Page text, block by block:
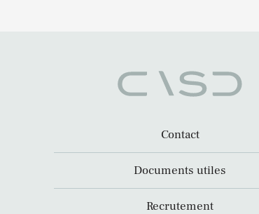
Contact
Documents utiles
Recrutement